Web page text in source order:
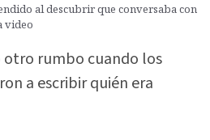
al descubrir que conversaba con
video
rumbo cuando los
a escribir quién era